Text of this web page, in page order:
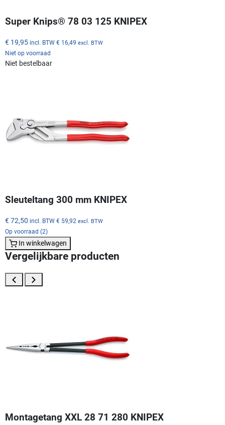
Super Knips® 78 03 125 KNIPEX
€ 19,95 incl. BTW € 16,49 excl. BTW
Niet op voorraad
Niet bestelbaar
Sleuteltang 300 mm KNIPEX
€ 72,50 incl. BTW € 59,92 excl. BTW
Op voorraad (2)
In winkelwagen
Vergelijkbare producten
Montagetang XXL 28 71 280 KNIPEX